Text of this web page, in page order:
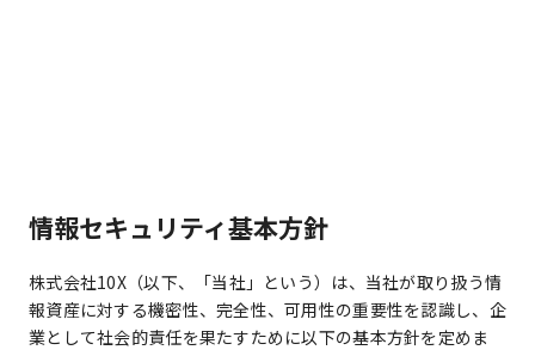
情報セキュリティ基本方針
株式会社10X（以下、「当社」という）は、当社が取り扱う情
報資産に対する機密性、完全性、可用性の重要性を認識し、企
業として社会的責任を果たすために以下の基本方針を定めま